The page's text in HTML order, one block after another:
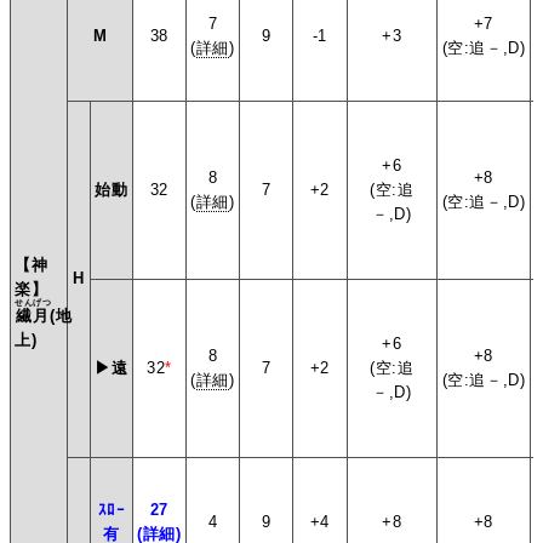
【神
楽】
繊月
せんげつ
(地
上)
M 38
7
(詳細)
9 -1 +3
+7
(空:追－,D)
H
始動 32
8
(詳細)
7 +2
+6
(空:追
－,D)
+8
(空:追－,D)
▶遠 32*
8
(詳細)
7 +2
+6
(空:追
－,D)
+8
(空:追－,D)
ｽﾛｰ
有
27
(詳細)
4 9 +4 +8 +8